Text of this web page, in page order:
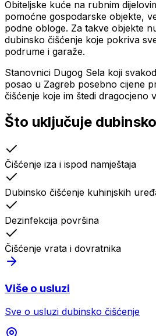
Obiteljske kuće na rubnim
pomoćne gospodarske objekte,
podne obloge. Za takve objekte
dubinsko čišćenje koje pokriva
podrume i garaže.
Stanovnici Dugog Sela koji
posao u Zagreb posebno cijene
čišćenje koje im štedi dragocjeno
Što uključuje
Čišćenje iza i ispod namještaja
Dubinsko čišćenje kuhinjskih
Dezinfekcija površina
Čišćenje vrata i dovratnika
Više o usluzi
Sve o usluzi dubinsko čišćenje